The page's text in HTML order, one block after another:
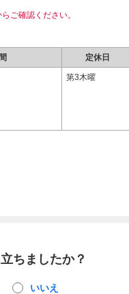
らご確認ください。
定休日
第3木曜
ちましたか？
いいえ